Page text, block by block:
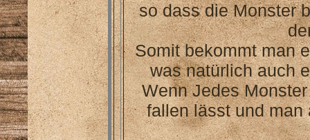
so dass die Monster
Somit bekommt man
was natürlich auch
Wenn Jedes
fallen lässt und man